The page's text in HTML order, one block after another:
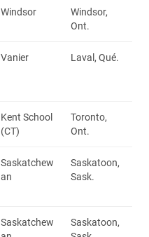
Windsor
Windsor,
Ont.
Vanier Laval, Qué.
Kent School
(CT)
Toronto,
Ont.
Saskatchew
an
Saskatoon,
Sask.
Saskatchew
Saskatoon,